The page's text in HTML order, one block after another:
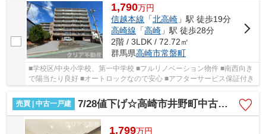
1,790万円
信越本線 「北高崎 」駅 徒歩19分
高崎線 「高崎 」駅 徒歩28分
2階 / 3LDK / 72.72㎡
群馬県高崎市常盤町
■学校区/中央小学校、第一中学校 ■フルリノベーション物件 ■南西向き
で陽当たり良好 ■オートロックなので安心 ■アフターサービス保証付き
売買 | 中古一戸建 7/28値下げ☆高崎市井野町中古 豪華な水回り♪
1,799万円